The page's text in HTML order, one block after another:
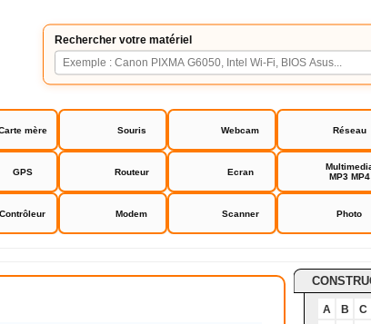
Rechercher votre matériel
mère Souris Webcam Réseau
GPS Routeur Ecran
MP3 MP4
Contrôleur Modem Scanner Photo
bios drivers pilotes
A B
C